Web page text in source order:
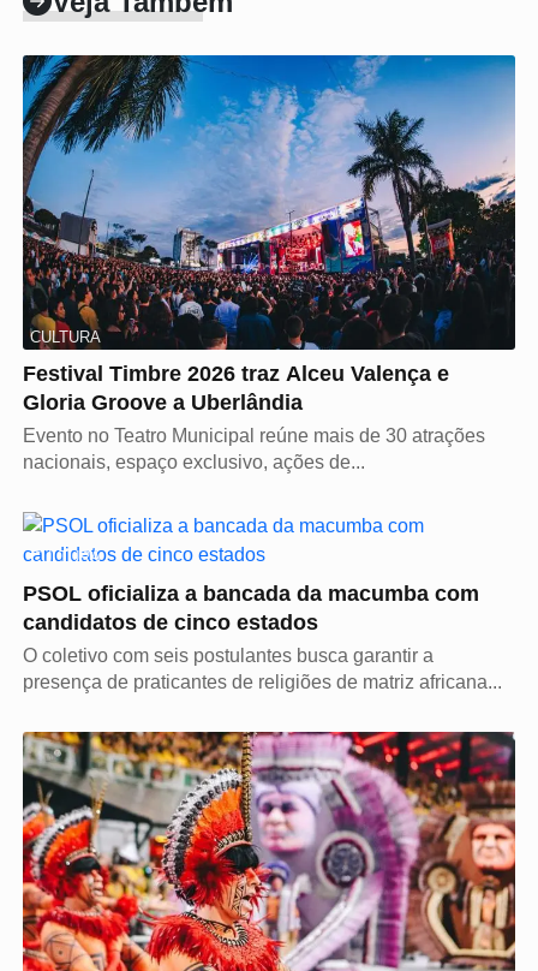
CULTURA
Festival Timbre 2026 traz Alceu Valença e
Gloria Groove a Uberlândia
Evento no Teatro Municipal reúne mais de 30 atrações
nacionais, espaço exclusivo, ações de...
CULTURA
PSOL oficializa a bancada da macumba com
candidatos de cinco estados
O coletivo com seis postulantes busca garantir a
presença de praticantes de religiões de matriz africana...